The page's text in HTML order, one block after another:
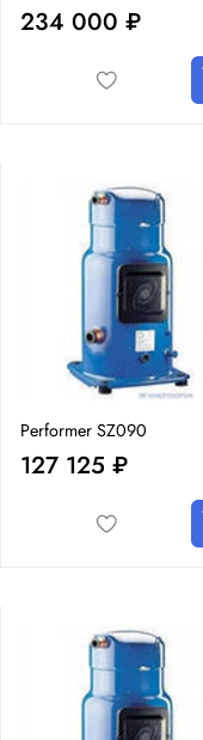
234 000 ₽
Performer SZ090
127 125 ₽